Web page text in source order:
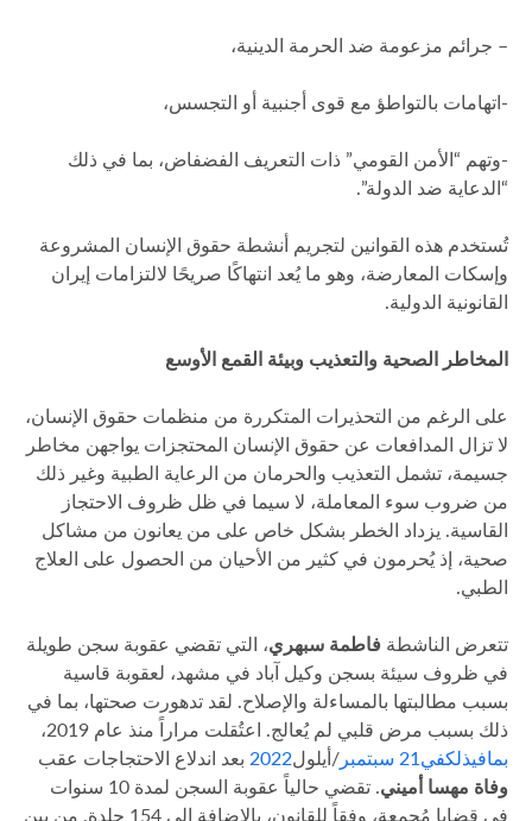
– جرائم مزعومة ضد الحرمة الدينية،
-اتهامات بالتواطؤ مع قوى أجنبية أو التجسس،
-وتهم “الأمن القومي” ذات التعريف الفضفاض، بما في ذلك
“الدعاية ضد الدولة”.
تُستخدم هذه القوانين لتجريم أنشطة حقوق الإنسان المشروعة
وإسكات المعارضة، وهو ما يُعد انتهاكًا صريحًا لالتزامات إيران
القانونية الدولية.
المخاطر الصحية والتعذيب وبيئة القمع الأوسع
على الرغم من التحذيرات المتكررة من منظمات حقوق الإنسان،
لا تزال المدافعات عن حقوق الإنسان المحتجزات يواجهن مخاطر
جسيمة، تشمل التعذيب والحرمان من الرعاية الطبية وغير ذلك
من ضروب سوء المعاملة، لا سيما في ظل ظروف الاحتجاز
القاسية. يزداد الخطر بشكل خاص على من يعانون من مشاكل
صحية، إذ يُحرمون في كثير من الأحيان من الحصول على العلاج
الطبي.
تتعرض الناشطة فاطمة سبهري، التي تقضي عقوبة سجن طويلة
في ظروف سيئة بسجن وكيل آباد في مشهد، لعقوبة قاسية
بسبب مطالبتها بالمساءلة والإصلاح. لقد تدهورت صحتها، بما في
ذلك بسبب مرض قلبي لم يُعالج. اعتُقلت مراراً منذ عام 2019،
بمافيذلكفي 21 سبتمبر /أيلول2022 بعد اندلاع الاحتجاجات عقب
وفاة مهسا أميني
. تقضي حالياً عقوبة السجن لمدة 10 سنوات
في قضايا مُجمعة، وفقاً للقانون، بالإضافة إلى 154 جلدة. من بين